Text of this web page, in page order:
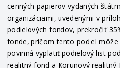
cenných papierov vydaných
organizáciami, uvedenými v
podielových fondov, prekročiť
fonde, pričom tento podiel môže
povinná vyplatiť podielový list
realitný fond a Korunový realitný